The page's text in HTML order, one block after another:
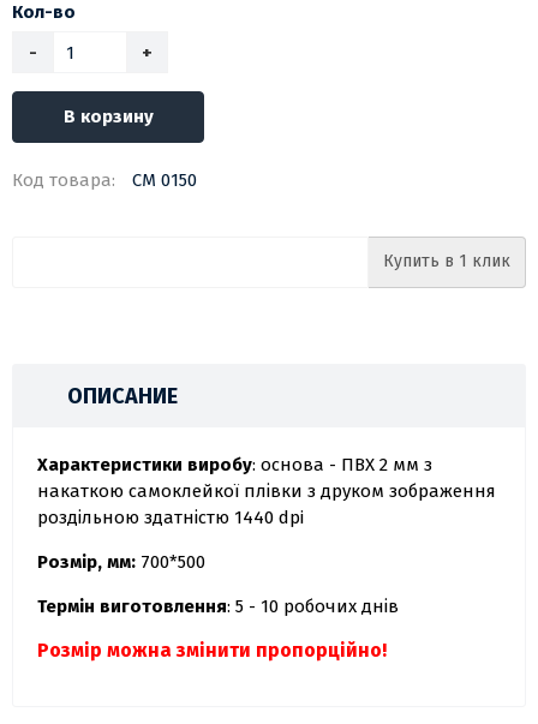
Кол-во
-
+
В корзину
Код товара: СМ 0150
Купить в 1 клик
ОПИСАНИЕ
Характеристики виробу: основа - ПВХ 2 мм з
накаткою самоклейкої плівки з друком зображення
роздільною здатністю 1440 dpi
Розмір, мм: 700*500
Термін виготовлення: 5 - 10 робочих днів
Розмір можна змінити пропорційно!